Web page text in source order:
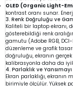
OLED (Organic Light-
kontrast oranı sunar.
3. Renk Doğruluğu ve
Kaliteli bir laptop ekranı,
gösterebildiği renk
gamutu (Adobe RGB,
düzenleme ve grafik
doğruluğu, ekranın
kalibrasyonla daha da
4. Parlaklık ve
Ekran parlaklığı, ekranın
birimiyle ölçülür. Yüksek